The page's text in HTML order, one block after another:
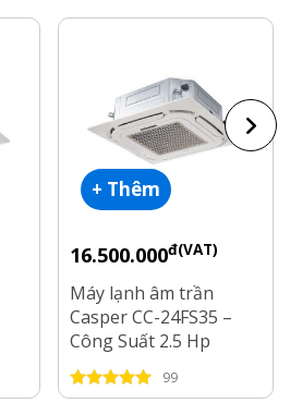
+ Thêm
16.500.000đ(VAT)
Máy lạnh âm trần
Casper CC-24FS35 –
Công Suất 2.5 Hp
99